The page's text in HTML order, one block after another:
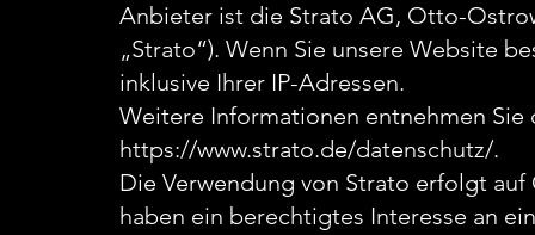
Anbieter ist die Strato AG, Otto-
„Strato“). Wenn Sie unsere Website
inklusive Ihrer IP-Adressen.
Weitere Informationen entnehmen
https://www.strato.de/datenschutz/.
Die Verwendung von Strato erfolgt
haben ein berechtigtes Interesse an